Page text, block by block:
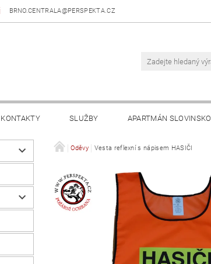
BRNO.CENTRALA@PERSPEKTA.CZ
KONTAKTY SLUŽBY APARTMÁN SLOVINSKO
Oděvy Vesta reflexní s nápisem HASIČI